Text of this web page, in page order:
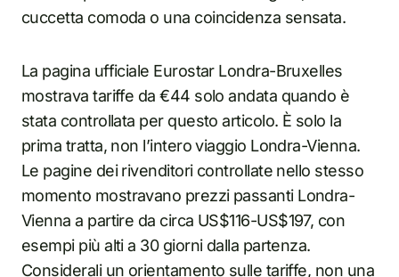
cuccetta comoda o una coincidenza sensata.
La pagina ufficiale Eurostar Londra-Bruxelles
mostrava tariffe da €44 solo andata quando è
stata controllata per questo articolo. È solo la
prima tratta, non l’intero viaggio Londra-Vienna.
Le pagine dei rivenditori controllate nello stesso
momento mostravano prezzi passanti Londra-
Vienna a partire da circa US$116-US$197, con
esempi più alti a 30 giorni dalla partenza.
Considerali un orientamento sulle tariffe, non una